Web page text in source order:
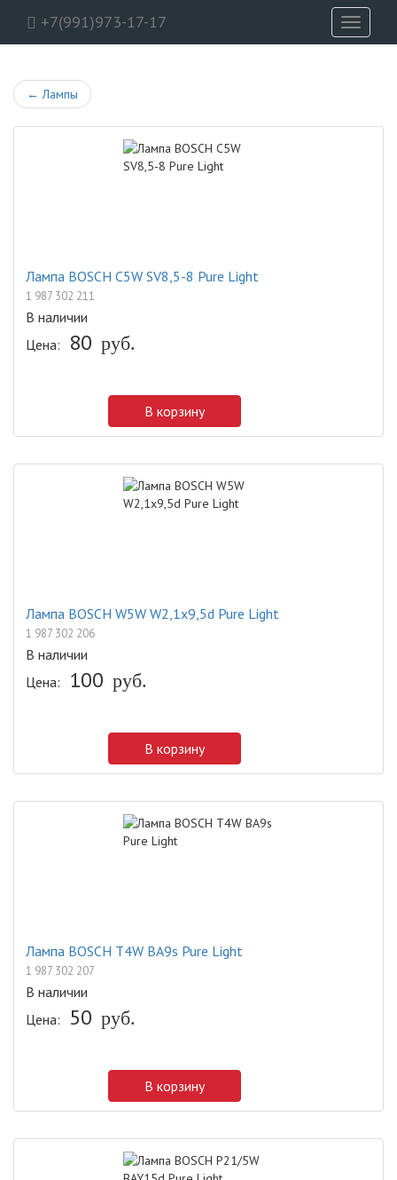
+7(991)973-17-17
Toggle
← Лампы
Лампа BOSCH C5W SV8,5-8 Pure Light
1 987 302 211
В наличии
Цена:
80 руб.
В корзину
Лампа BOSCH W5W W2,1x9,5d Pure Light
1 987 302 206
В наличии
Цена:
100 руб.
В корзину
Лампа BOSCH T4W BA9s Pure Light
1 987 302 207
В наличии
Цена:
50 руб.
В корзину